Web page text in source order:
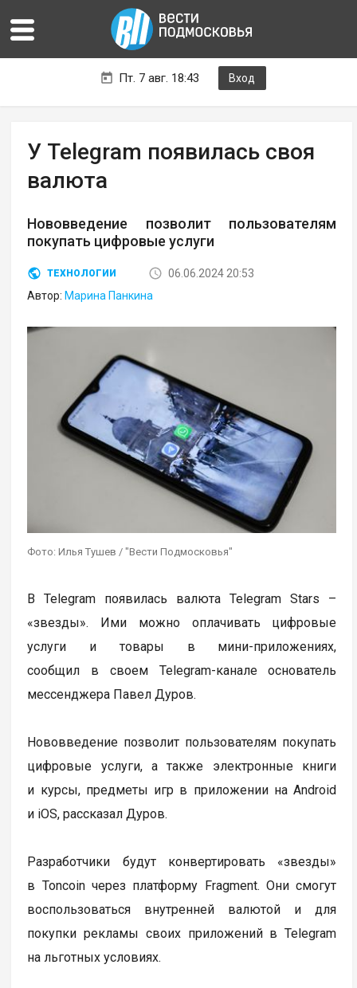
Пт. 7 авг. 18:43 Вход
У Telegram появилась своя
валюта
Нововведение позволит пользователям
покупать цифровые услуги
ТЕХНОЛОГИИ
06.06.2024 20:53
Автор: Марина Панкина
Фото: Илья Тушев / "Вести Подмосковья"
В Telegram появилась валюта Telegram Stars –
«звезды». Ими можно оплачивать цифровые
услуги и товары в мини-приложениях,
сообщил в своем Telegram-канале основатель
мессенджера Павел Дуров.
Нововведение позволит пользователям покупать
цифровые услуги, а также электронные книги
и курсы, предметы игр в приложении на Android
и iOS, рассказал Дуров.
Разработчики будут конвертировать «звезды»
в Toncoin через платформу Fragment. Они смогут
воспользоваться внутренней валютой и для
покупки рекламы своих приложений в Telegram
на льготных условиях.